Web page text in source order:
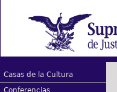
Casas de la Cultura
Conferencias